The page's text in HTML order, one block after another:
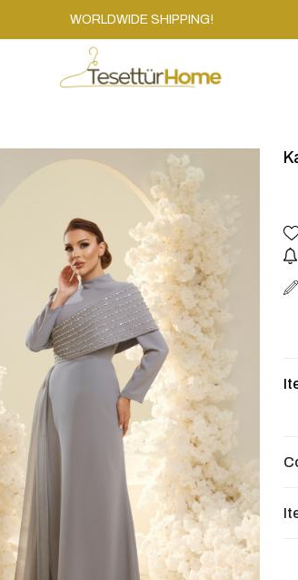
WORLDWIDE SHIPPING!